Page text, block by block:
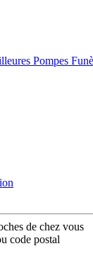
Pompes
de chez vous
code postal